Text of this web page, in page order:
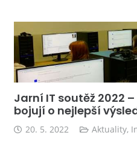
Jarní IT soutěž 2022
bojují o nejlepší
20. 5. 2022 Aktuality,